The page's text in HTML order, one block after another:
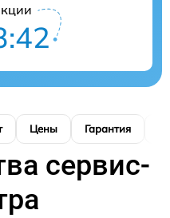
Цены Гарантия
сервис-